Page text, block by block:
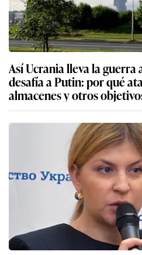
Así Ucrania lleva la guerra
desafía a Putin: por qué
almacenes y otros